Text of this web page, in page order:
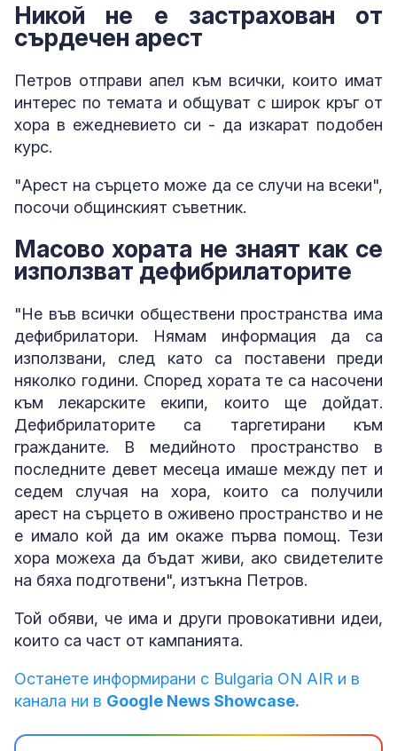
Никой не е застрахован от
сърдечен арест
Петров отправи апел към всички, които имат
интерес по темата и общуват с широк кръг от
хора в ежедневието си - да изкарат подобен
курс.
"Арест на сърцето може да се случи на всеки",
посочи общинският съветник.
Масово хората не знаят как се
използват дефибрилаторите
"Не във всички обществени пространства има
дефибрилатори. Нямам информация да са
използвани, след като са поставени преди
няколко години. Според хората те са насочени
към лекарските екипи, които ще дойдат.
Дефибрилаторите са таргетирани към
гражданите. В медийното пространство в
последните девет месеца имаше между пет и
седем случая на хора, които са получили
арест на сърцето в оживено пространство и не
е имало кой да им окаже първа помощ. Тези
хора можеха да бъдат живи, ако свидетелите
на бяха подготвени", изтъкна Петров.
Той обяви, че има и други провокативни идеи,
които са част от кампанията.
Останете информирани с Bulgaria ON AIR и в
канала ни в Google News Showcase.